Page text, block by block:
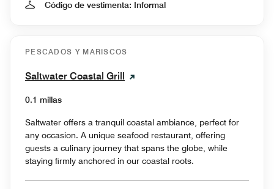
Código de vestimenta: Informal
PESCADOS Y MARISCOS
Saltwater Coastal Grill
0.1 millas
Saltwater offers a tranquil coastal ambiance, perfect for
any occasion. A unique seafood restaurant, offering
guests a culinary journey that spans the globe, while
staying firmly anchored in our coastal roots.